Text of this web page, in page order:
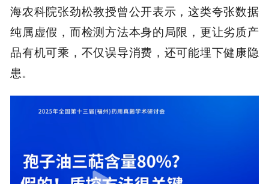
海农科院张劲松教授曾公开表示，这类夸张数据
纯属虚假，而检测方法本身的局限，更让劣质产
品有机可乘，不仅误导消费，还可能埋下健康隐
患。